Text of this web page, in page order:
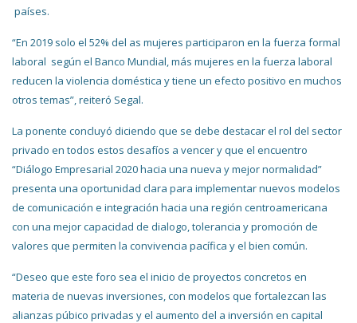
países.
“En 2019 solo el 52% del as mujeres participaron en la fuerza formal
laboral según el Banco Mundial, más mujeres en la fuerza laboral
reducen la violencia doméstica y tiene un efecto positivo en muchos
otros temas”, reiteró Segal.
La ponente concluyó diciendo que se debe destacar el rol del sector
privado en todos estos desafíos a vencer y que el encuentro
“Diálogo Empresarial 2020 hacia una nueva y mejor normalidad”
presenta una oportunidad clara para implementar nuevos modelos
de comunicación e integración hacia una región centroamericana
con una mejor capacidad de dialogo, tolerancia y promoción de
valores que permiten la convivencia pacífica y el bien común.
“Deseo que este foro sea el inicio de proyectos concretos en
materia de nuevas inversiones, con modelos que fortalezcan las
alianzas púbico privadas y el aumento del a inversión en capital